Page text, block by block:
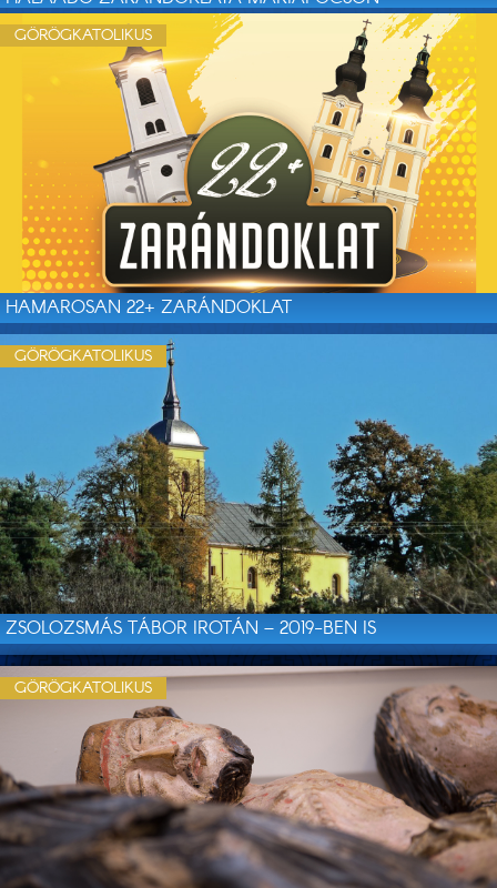
HAMAROSAN 22+ ZARÁNDOKLAT
GÖRÖGKATOLIKUS
ZSOLOZSMÁS TÁBOR IROTÁN – 2019-BEN IS
GÖRÖGKATOLIKUS
GÖRÖGKATOLIKUS